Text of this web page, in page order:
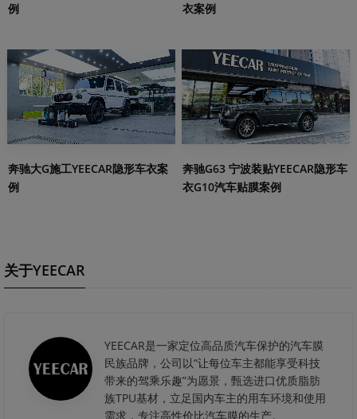
例
衣案例
奔驰大G施工YEECAR隐形车衣案
例
奔驰G63 宁波装贴YEECAR隐形车
衣G10汽车贴膜案例
关于YEECAR
YEECAR是一家定位高品质汽车保护的汽车膜
民族品牌，公司以“让每位车主都能享受科技
带来的驾乘乐趣”为愿景，甄选进口优质脂肪
族TPU基材，立足国内车主的用车环境和使用
需求，专注高性价比汽车膜的生产。